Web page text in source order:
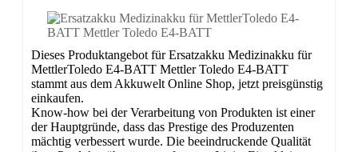
Dieses Produktangebot für Ersatzakku Medizinakku für
MettlerToledo E4-BATT Mettler Toledo E4-BATT
stammt aus dem Akkuwelt Online Shop, jetzt preisgünstig
einkaufen.
Know-how bei der Verarbeitung von Produkten ist einer
der Hauptgründe, dass das Prestige des Produzenten
mächtig verbessert wurde. Die beeindruckende Qualität